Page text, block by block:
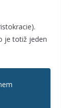
je totiž jeden